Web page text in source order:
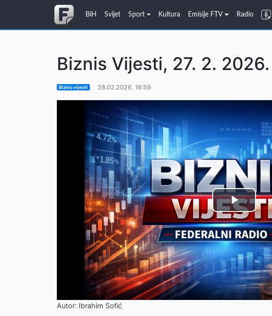
BiH Svijet Sport Kultura Emisije FTV Radio
Biznis Vijesti, 27. 2. 2026.
Biznis vijesti 28.02.2026. 16:59
Play
Video
Autor: Ibrahim Sofić